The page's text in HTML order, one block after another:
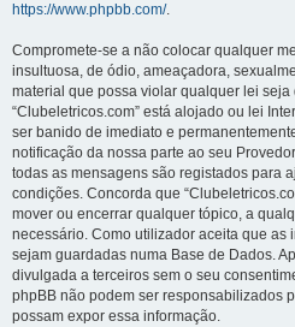
https://www.phpbb.com/.
Compromete-se a não colocar qualquer
insultuosa, de ódio, ameaçadora,
material que possa violar qualquer lei seja
“Clubeletricos.com” está alojado ou lei
ser banido de imediato e
notificação da nossa parte ao seu
todas as mensagens são registados para
condições. Concorda que
mover ou encerrar qualquer tópico, a
necessário. Como utilizador aceita que as
sejam guardadas numa Base de Dados.
divulgada a terceiros sem o seu
phpBB não podem ser responsabilizados
possam expor essa informação.